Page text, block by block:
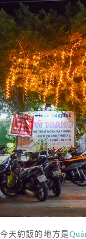
今天約飯的地方是